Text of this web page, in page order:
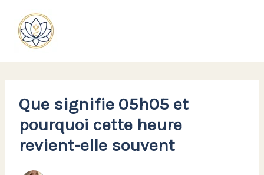
contenu
Que signifie 05h05 et
pourquoi cette heure
revient-elle souvent